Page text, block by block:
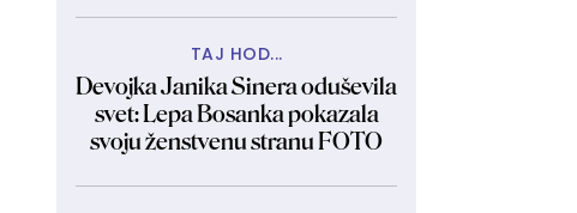
TAJ HOD...
Devojka Janika Sinera oduševila
svet: Lepa Bosanka pokazala
svoju ženstvenu stranu FOTO